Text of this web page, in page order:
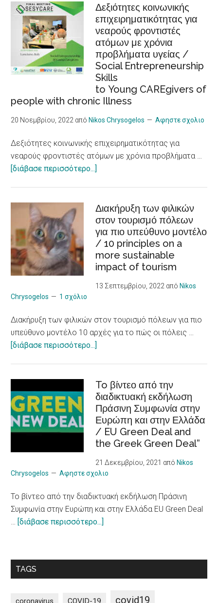
Problems,
New
Research
Shows
Βιώσιμος
τουρισμός,
προσβασιμότητα,
συμπερίληψη,
εργασιακή
ένταξη
tourism,
inclusiveness,
integration,
social
Δεξιότητες κοινωνικής
επιχειρηματικότητας για
νεαρούς φροντιστές
ατόμων με χρόνια
προβλήματα υγείας /
Social Entrepreneurship
Skills
to Young CAREgivers of
people with chronic Illness
20 Νοεμβρίου, 2022 από Nikos Chrysogelos Αφηστε σχολιο
Δεξιότητες κοινωνικής επιχειρηματικότητας για
νεαρούς φροντιστές ατόμων με χρόνια προβλήματα …
[διάβασε περισσότερο...]
επιχειρηματικότητας
για
νεαρούς
φροντιστές
ατόμων
με
χρόνια
/
Social
of
people
with
chronic
Illness
Διακήρυξη των φιλικών
στον τουρισμό πόλεων
για πιο υπεύθυνο μοντέλο
/ 10 principles on a
more sustainable
impact of tourism
13 Σεπτεμβρίου, 2022 από Nikos
Chrysogelos
1 σχόλιο
Διακήρυξη των φιλικών στον τουρισμό πόλεων για πιο
υπεύθυνο μοντέλο 10 αρχές για το πώς οι πόλεις …
[διάβασε περισσότερο...]
φιλικών
στον
τουρισμό
πόλεων
για
πιο
υπεύθυνο
μοντέλο
10
principles
on
sustainable
tourism
To βίντεο από την
διαδικτυακή εκδήλωση
Πράσινη Συμφωνία στην
Ευρώπη και στην Ελλάδα
/ EU Green Deal and
the Greek Green Deal”
21 Δεκεμβρίου, 2021 από Nikos
Chrysogelos
Αφηστε σχολιο
To βίντεο από την διαδικτυακή εκδήλωση Πράσινη
Συμφωνία στην Ευρώπη και στην Ελλάδα EU Green Deal
… [διάβασε περισσότερο...]
από
εκδήλωση
TAGS
coronavirus COVID-19 covid19